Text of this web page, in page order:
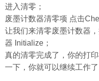
进入清零；
废墨计数器清零项 点击
让我们来清零废墨计数器
器 Initialize；
真的清零完成了，你的打
一下，你就可以继续工作了